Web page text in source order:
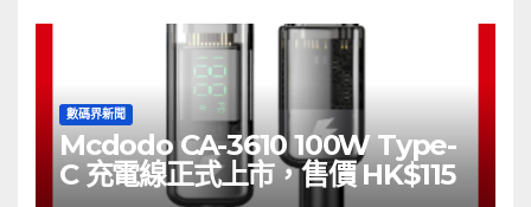
數碼界新聞
Mcdodo CA-3610 100W Type-
C 充電線正式上市，售價 HK$115